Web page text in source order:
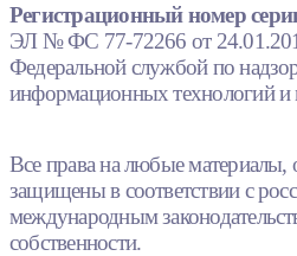
Регистрационный номер
ЭЛ № ФС 77-72266 от
Федеральной службой по
информационных технологий
Все права на любые материалы,
защищены в соответствии с
международным
собственности.